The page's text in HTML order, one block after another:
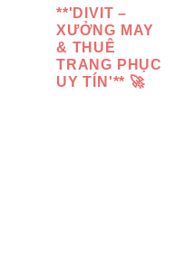
**'DIVIT –
XƯỞNG MAY
& THUÊ
TRANG PHỤC
UY TÍN'** 🚀